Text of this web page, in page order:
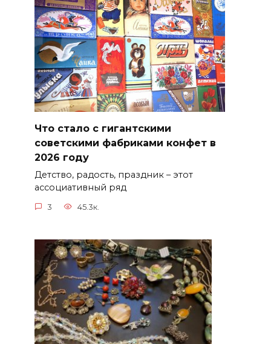
Что стало с гигантскими
советскими фабриками конфет в
2026 году
Детство, радость, праздник – этот
ассоциативный ряд
3 45.3к.